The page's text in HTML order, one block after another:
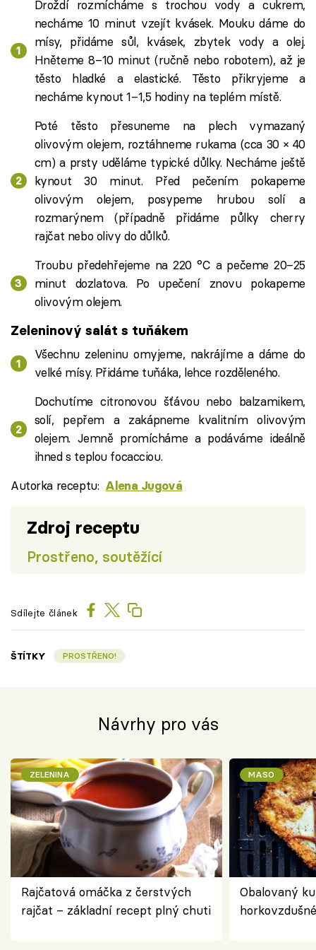
Droždí rozmícháme s trochou vody a cukrem,
necháme 10 minut vzejít kvásek. Mouku dáme do
mísy, přidáme sůl, kvásek, zbytek vody a olej.
Hněteme 8–10 minut (ručně nebo robotem), až je
těsto hladké a elastické. Těsto přikryjeme a
necháme kynout 1–1,5 hodiny na teplém místě.
Poté těsto přesuneme na plech vymazaný
olivovým olejem, roztáhneme rukama (cca 30 × 40
cm) a prsty uděláme typické důlky. Necháme ještě
kynout 30 minut. Před pečením pokapeme
olivovým olejem, posypeme hrubou solí a
rozmarýnem (případně přidáme půlky cherry
rajčat nebo olivy do důlků.
Troubu předehřejeme na 220 °C a pečeme 20–25
minut dozlatova. Po upečení znovu pokapeme
olivovým olejem.
Zeleninový salát s tuňákem
Všechnu zeleninu omyjeme, nakrájíme a dáme do
velké mísy. Přidáme tuňáka, lehce rozděleného.
Dochutíme citronovou šťávou nebo balzamikem,
solí, pepřem a zakápneme kvalitním olivovým
olejem. Jemně promícháme a podáváme ideálně
ihned s teplou focacciou.
Autorka receptu: Alena Jugová
Zdroj receptu
Prostřeno, soutěžící
Sdílejte článek
ŠTÍTKY PROSTŘENO!
Návrhy pro vás
ZELENINA
Rajčatová omáčka z čerstvých
rajčat – základní recept plný chuti
MASO
Obalovaný